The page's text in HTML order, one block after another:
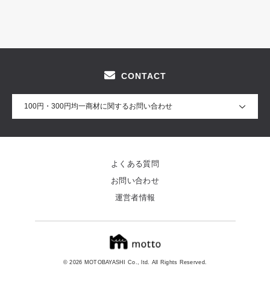
CONTACT
100円・300円均一商材に関するお問い合わせ
© 2026 MOTOBAYASHI Co., ltd. All Rights Reserved.
よくある質問
お問い合わせ
運営者情報